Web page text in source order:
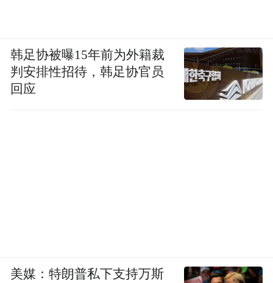
韩足协被曝15年前为外籍裁
判安排性招待，韩足协官员
回应
美媒：特朗普私下支持万斯